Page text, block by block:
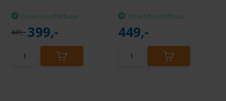
Direct beschikbaar
449,- 399,-
Direct beschikbaar
449,-